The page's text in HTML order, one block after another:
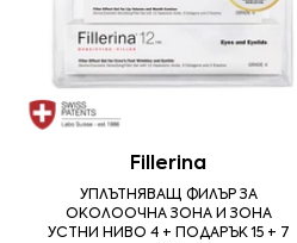
Fillerina
УПЛЪТНЯВАЩ ФИЛЪР ЗА
ОКОЛООЧНА ЗОНА И ЗОНА
УСТНИ НИВО 4 + ПОДАРЪК 15 + 7